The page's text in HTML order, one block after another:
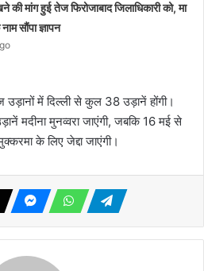
की मांग हुई तेज फिरोजाबाद जिलाधिकारी को, मा
सौंपा ज्ञापन
में दिल्ली से कुल 38 उड़ानें होंगी।
मदीना मुनव्वरा जाएंगी, जबकि 16 मई से
के लिए जेद्दा जाएंगी।